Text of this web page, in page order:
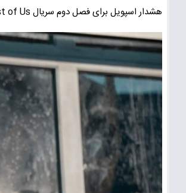
هشدار اسپویل برای فصل دوم سریال The Last of Us